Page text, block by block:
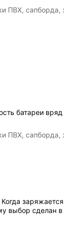
ПВХ, сапборда,
батареи вряд
ПВХ, сапборда,
выбор сделан в